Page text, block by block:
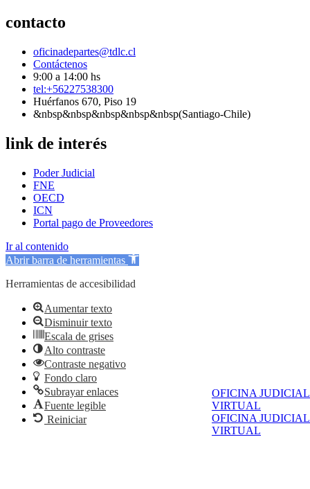
OFICINA JUDICIAL
VIRTUAL
OFICINA JUDICIAL
VIRTUAL
contacto
oficinadepartes@tdlc.cl
Contáctenos
9:00 a 14:00 hs
tel:+56227538300
Huérfanos 670, Piso 19
&nbsp&nbsp&nbsp&nbsp&nbsp(Santiago-Chile)
link de interés
Poder Judicial
FNE
OECD
ICN
Portal pago de Proveedores
Ir al contenido
Abrir barra de herramientas
Herramientas de accesibilidad
Aumentar texto
Disminuir texto
Escala de grises
Alto contraste
Contraste negativo
Fondo claro
Subrayar enlaces
Fuente legible
Reiniciar